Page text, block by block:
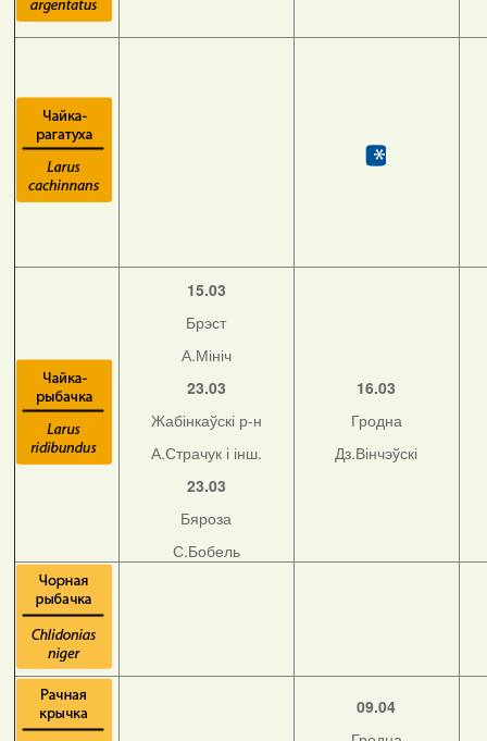
15.03
Брэст
А.Мініч
23.03
Жабінкаўскі р-н
А.Страчук і інш.
23.03
Бяроза
С.Бобель
16.03
Гродна
Дз.Вінчэўскі
09.04